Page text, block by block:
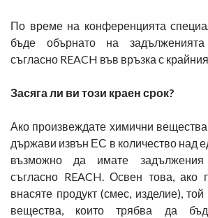
По време на конференцията
бъде обърнато на задълженията
съгласно REACH във връзка с
Засяга ли ви този краен срок?
Ако произвеждате химични
държави извън ЕС в количество над
възможно да имате задължения
съгласно REACH. Освен това, ако
внасяте продукт (смес, изделие),
вещества, които трябва да